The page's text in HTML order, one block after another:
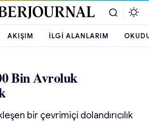
AKIŞIM İLGI ALANLARIM
Bin Avroluk
bir çevrimiçi dolandırıcılık